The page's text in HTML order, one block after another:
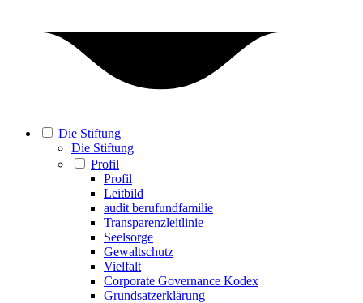
Die Stiftung
Die Stiftung
Profil
Profil
Leitbild
audit berufundfamilie
Transparenzleitlinie
Seelsorge
Gewaltschutz
Vielfalt
Corporate Governance Kodex
Grundsatzerklärung